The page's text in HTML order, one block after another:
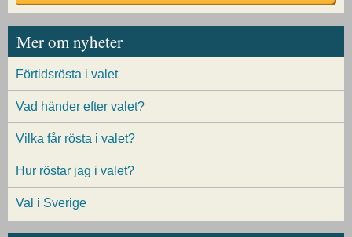
Mer om nyheter
Förtidsrösta i valet
Vad händer efter valet?
Vilka får rösta i valet?
Hur röstar jag i valet?
Val i Sverige